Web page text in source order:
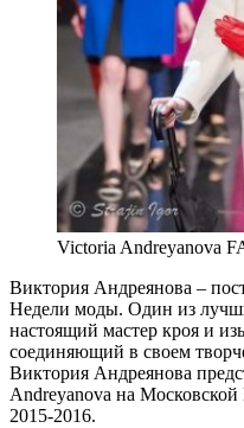
Victoria Andreyanova
Виктория Андреянова –
Недели моды. Один из
настоящий мастер кроя и
соединяющий в своем
Виктория Андреянова
Andreyanova на Московской
2015-2016.